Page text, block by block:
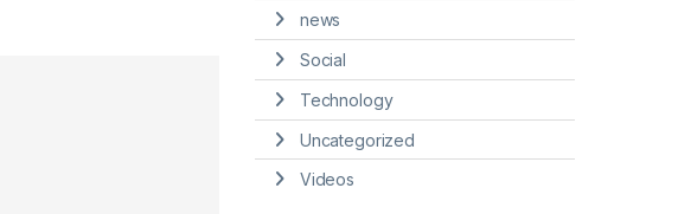
news
Social
Technology
Uncategorized
Videos